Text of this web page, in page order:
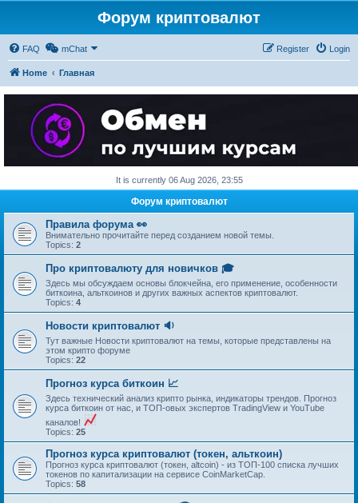
Форум криптовалют
FAQ mChat Login
Register
Home Главная
It is currently 06 Aug 2026, 23:55
Форум криптовалют
Правила форума 👀
Внимательно прочитайте перед созданием новой темы.
Topics: 2
Про криптовалюту для новичков 🎓
Здесь мы обсуждаем основы блокчейна, его применение, особенности
биткоина, альткоинов и других важных аспектов криптовалют.
Topics: 4
Новости криптовалют 🔉
Тут важные Новости криптовалют на темы, которые представлены на
этом крипто форуме
Topics: 22
Прогноз курса биткоин 📈
Здесь технический анализ крипто рынка, индикаторы трендов. Прогноз
курса биткоин от нас, и ТОП-овых экспертов TradingView и YouTube
каналов!
Topics: 25
Прогноз курса криптовалют (токен, альткоин)
Прогноз курса криптовалют (токен, altcoin) - из ТОП-100 списка лучших
токенов по капитализации на сервисе CoinMarketCap.
Topics: 58